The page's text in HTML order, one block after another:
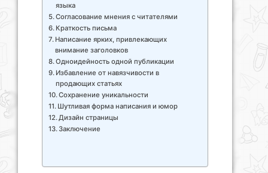
языка
Согласование мнения с читателями
Краткость письма
Написание ярких, привлекающих
внимание заголовков
Одноидейность одной публикации
Избавление от навязчивости в
продающих статьях
Сохранение уникальности
Шутливая форма написания и юмор
Дизайн страницы
Заключение